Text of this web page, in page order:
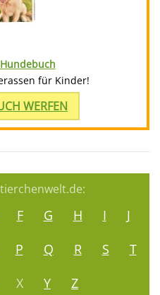
für Kinder!
WERFEN
F G H I
J
P Q R S
T
X Y Z